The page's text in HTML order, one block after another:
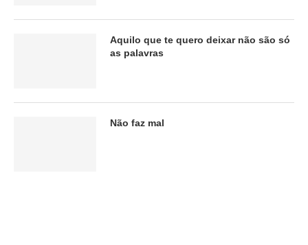
Aquilo que te quero deixar não são só
as palavras
Não faz mal